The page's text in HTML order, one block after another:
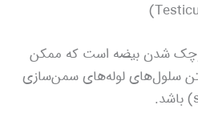
شدن بیضه است که ممکن
سلول‌های لوله‌های سمن‌سازی